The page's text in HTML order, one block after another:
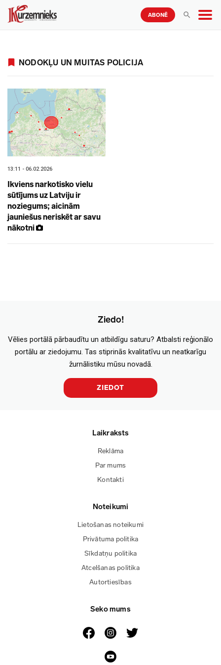
ABONĒ
NODOKĻU UN MUITAS POLICIJA
13:11 - 06.02.2026
Ikviens narkotisko vielu
sūtījums uz Latviju ir
noziegums; aicinām
jauniešus neriskēt ar savu
nākotni
Ziedo!
Vēlies portālā pārbaudītu un atbildīgu saturu? Atbalsti reģionālo
portālu ar ziedojumu. Tas stiprinās kvalitatīvu un neatkarīgu
žurnālistiku mūsu novadā.
ZIEDOT
Laikraksts
Reklāma
Par mums
Kontakti
Noteikumi
Lietošanas noteikumi
Privātuma politika
Sīkdatņu politika
Atcelšanas politika
Autortiesības
Seko mums